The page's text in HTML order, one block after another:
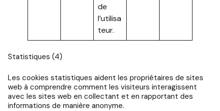
de
l’utilisa
teur.
Statistiques (4)
Les cookies statistiques aident les propriétaires de sites
web à comprendre comment les visiteurs interagissent
avec les sites web en collectant et en rapportant des
informations de manière anonyme.